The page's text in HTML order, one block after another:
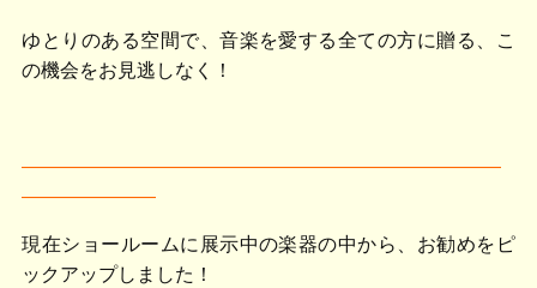
ゆとりのある空間で、音楽を愛する全ての方に贈る、こ
の機会をお見逃しなく！
―――――――――――――――――――――――――
―――――――
現在ショールームに展示中の楽器の中から、お勧めをピ
ックアップしました！